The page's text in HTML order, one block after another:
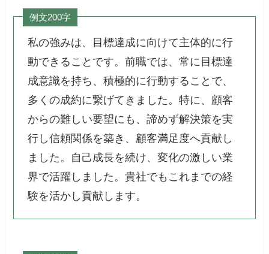
例文200字
私の強みは、目標達成に向けて主体的に行
動できることです。前職では、常に目標達
成意識を持ち、積極的に行動することで、
多くの成約に繋げてきました。特に、顧客
からの難しい要望にも、諦めず解決策を実
行し信頼関係を築き、顧客満足度へ貢献し
ました。自己成長を続け、変化の激しい業
界で活躍しました。貴社でもこれまでの経
験を活かし貢献します。